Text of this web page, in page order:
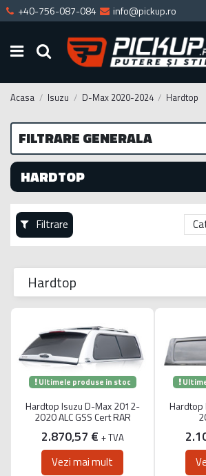
+40-756-087-084 info@pickup.ro
Acasa Isuzu D-Max 2020-2024 Hardtop
HARDTOP
Filtrare
Hardtop
Ultimele produse in stoc
Hardtop Isuzu D-Max 2012-
2020 ALC GSS Cert RAR
2.870,57 € + TVA
Vezi mai mult
Hardtop
FILTRARE GENERALA